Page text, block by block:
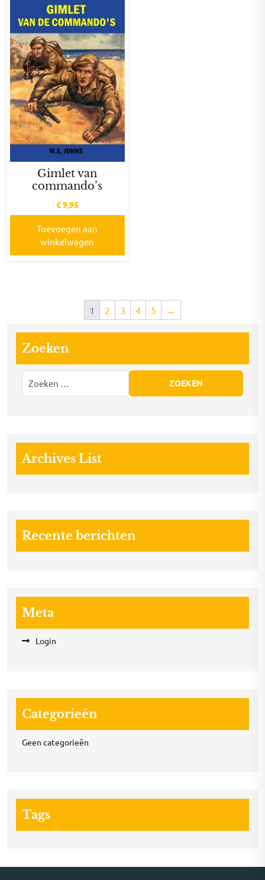
Gimlet van
commando’s
€9,95
Toevoegen aan
winkelwagen
1 2 3 4 5 →
Zoeken
Archives List
Recente berichten
Meta
Login
Categorieën
Geen categorieën
Tags